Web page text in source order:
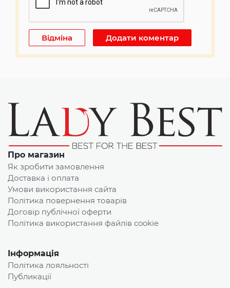
Про магазин
Як зробити замовлення
Доставка і оплата
Умови використання сайта
Політика повернення товарів
Договір публічної оферти
Політика використання файлів cookie
Інформація
Політика лояльності
Публикації